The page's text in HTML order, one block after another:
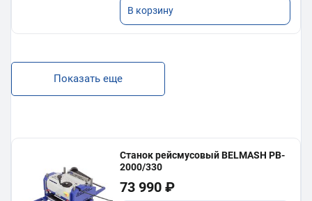
В корзину
Показать еще
Станок рейсмусовый BELMASH PB-
2000/330
73 990 ₽